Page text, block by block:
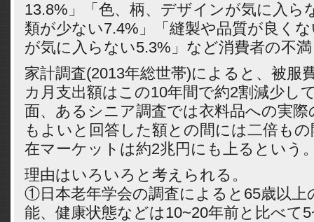
13.8%」「色、柄、デザインが気に入ら
類が少ない7.4%」「縫製や品質が良く
が気に入らない5.3%」など消費者の不
家計調査(2013年総世帯)によると、被服
カ月支出額はこの10年間で約2割減少し
面、あるシニア調査では衣料品への実
もよいと回答した額との間には二倍も
在マーケットは約2兆円にも上るという
理由はいろいろと考えられる。
①日本老年学会の調査によると65歳以上
能、健康状態などは10~20年前と比べて